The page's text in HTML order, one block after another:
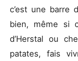
c’est une barre
bien, même si
d’Herstal ou
patates, fais